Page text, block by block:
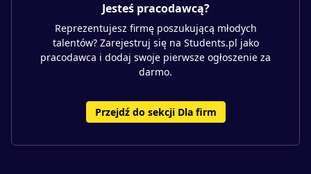
Jesteś pracodawcą?
Reprezentujesz firmę poszukującą młodych
talentów? Zarejestruj się na Students.pl jako
pracodawca i dodaj swoje pierwsze ogłoszenie za
darmo.
Przejdź do sekcji Dla firm